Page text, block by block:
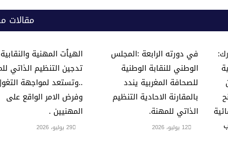
مقالات
الهيٱت المهنية
تدجين التنظيم الذاتي
..وتستعد لمواجهة
وفرض الامر الواقع على
المهنيين .
29 يوليو، 2026
في دورته الرابعة :المجلس
الوطني للنقابة الوطنية
للصحافة المغربية يندد
بالمقارنة الاحادية التنظيم
الذاتي للمهنة.
12 يوليو، 2026